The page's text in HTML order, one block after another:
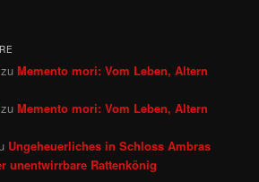
zuMemento mori: Vom Leben, Altern
zuMemento mori: Vom Leben, Altern
Ungeheuerliches in Schloss Ambras
unentwirrbare Rattenkönig